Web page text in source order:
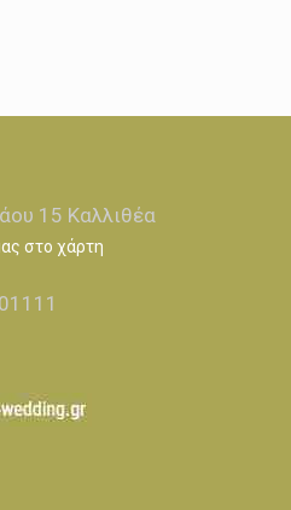
15 Καλλιθέα
στο χάρτη